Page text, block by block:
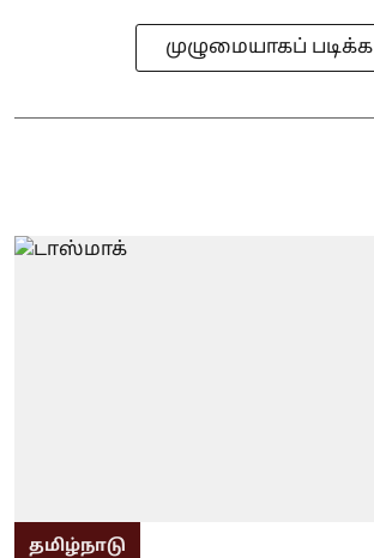
முழுமையாகப் படிக்க
தமிழ்நாடு